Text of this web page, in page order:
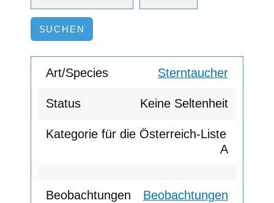
Sterntaucher
Keine Seltenheit
A
Beobachtungen